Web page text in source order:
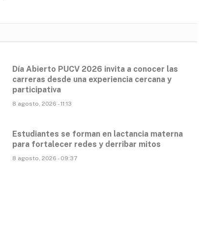
Día Abierto PUCV 2026 invita a conocer las
carreras desde una experiencia cercana y
participativa
8 agosto, 2026 - 11:13
Estudiantes se forman en lactancia materna
para fortalecer redes y derribar mitos
8 agosto, 2026 - 09:37